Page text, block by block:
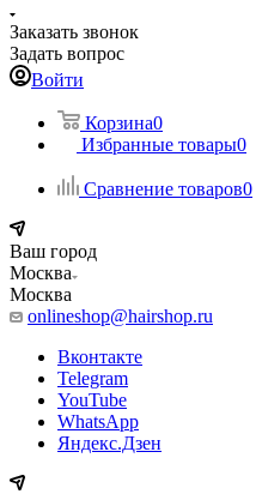
Заказать звонок
Задать вопрос
Войти
Корзина0
Избранные товары0
Сравнение товаров0
Ваш город
Москва
Москва
onlineshop@hairshop.ru
Вконтакте
Telegram
YouTube
WhatsApp
Яндекс.Дзен